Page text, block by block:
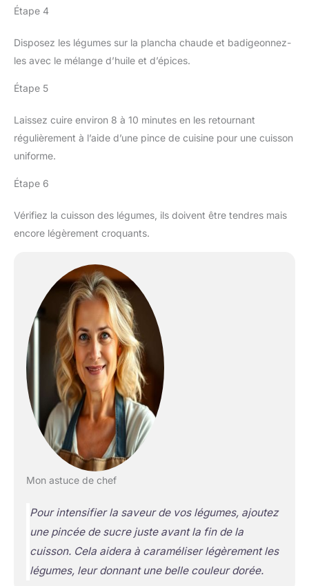
Étape 4
Disposez les légumes sur la plancha chaude et badigeonnez-
les avec le mélange d’huile et d’épices.
Étape 5
Laissez cuire environ 8 à 10 minutes en les retournant
régulièrement à l’aide d’une pince de cuisine pour une cuisson
uniforme.
Étape 6
Vérifiez la cuisson des légumes, ils doivent être tendres mais
encore légèrement croquants.
Mon astuce de chef
Pour intensifier la saveur de vos légumes, ajoutez
une pincée de sucre juste avant la fin de la
cuisson. Cela aidera à caraméliser légèrement les
légumes, leur donnant une belle couleur dorée.